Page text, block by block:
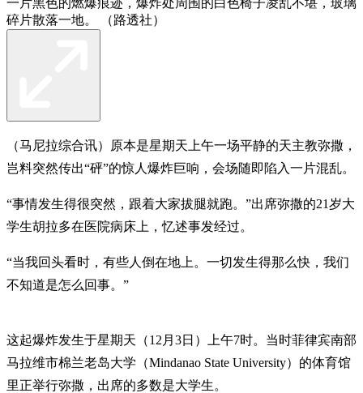
碎片散落一地。 （路透社）
（马尼拉综合讯）原本是星期天上午一场平静的天主教弥撒，
岂料突然传出“砰”的惊人爆炸巨响，会场随即陷入一片混乱。
“事情发生得很突然，跟着大家拔腿就跑。”出席弥撒的21岁大
学生胡拉多在医院病床上，忆述事发经过。
“当我回头看时，有些人倒在地上。一切发生得那么快，我们
不知道是怎么回事。”
这起爆炸发生于星期天（12月3日）上午7时。当时菲律宾南部
马拉维市棉兰老岛大学（Mindanao State University）的体育馆
里正举行弥撒，出席的多数是大学生。